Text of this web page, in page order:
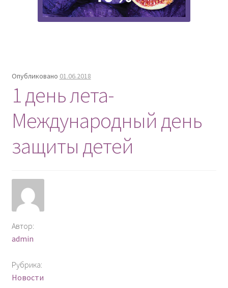
Опубликовано 01.06.2018
1 день лета-
Международный день
защиты детей
Автор:
admin
Рубрика:
Новости